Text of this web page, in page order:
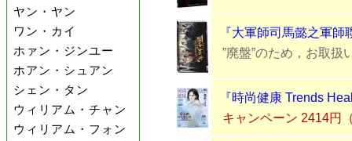
ヤン・ヤン
ワン・カイ
ホァン・ジンユー
ホアン・シュアン
シェン・タン
ウィリアム・チャン
ウィリアム・フォン
『大軍師司馬懿之軍
”廃盤”のため，お取扱
『時尚健康 Trends
キャンペーン 2414円